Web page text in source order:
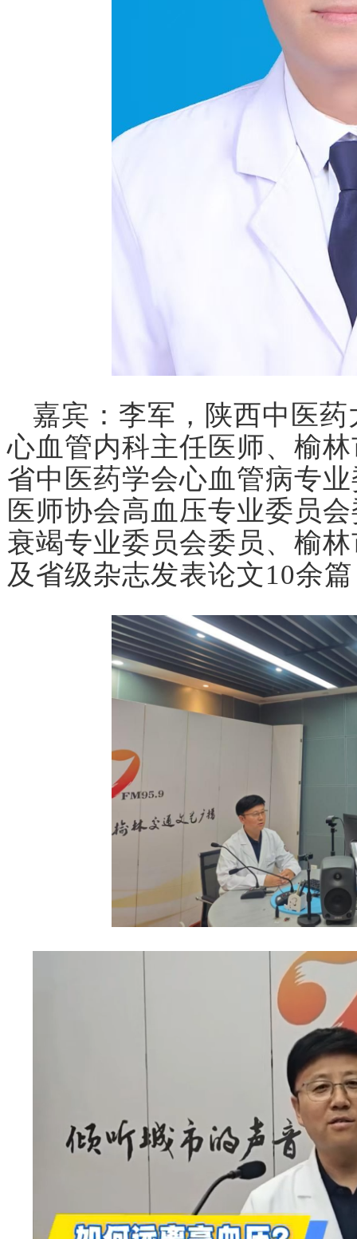
嘉宾：李军，陕西中医
心血管内科主任医师、榆
省中医药学会心血管病专
医师协会高血压专业委员
衰竭专业委员会委员、榆
及省级杂志发表论文10余